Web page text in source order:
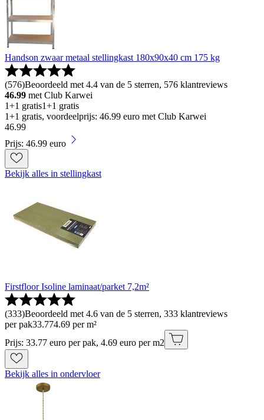
Handson zwaar metaal stellingkast 180x90x40 cm 175 kg
(576)Beoordeeld met 4.4 van de 5 sterren, 576 klantreviews
46.99 met Club Karwei
1+1 gratis1+1 gratis
1+1 gratis, voordeelprijs: 46.99 euro met Club Karwei
46.99
Prijs: 46.99 euro
Bekijk alles in stellingkast
Firstfloor Isoline laminaat/parket 7,2m²
(333)Beoordeeld met 4.6 van de 5 sterren, 333 klantreviews
per pak33.774.69 per m²
Prijs: 33.77 euro per pak, 4.69 euro per m2
Bekijk alles in ondervloer